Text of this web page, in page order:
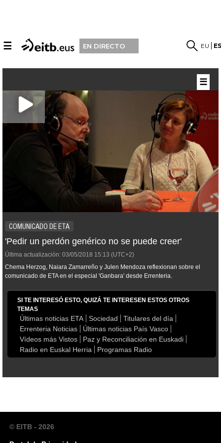
☰ EN DIRECTO EU
COMUNICADO DE ETA
'Pedir un perdón genérico no se puede creer'
Última actualización: 03/05/2018 15:13 (UTC+2)
Chema Herzog, Naiara Zamarreño y Julen Mendoza reflexionan sobre el
comunicado de ETA en el especial 'Ganbara' desde Errenteria.
SI TE INTERESÓ ESTO, QUIZÁ TE INTERESEN ESTOS OTROS
TEMAS
Últimas noticias ETA Sociedad
Titulares del día
Errenteria Noticias
Últimas noticias País Vasco
Vídeos más Vistos
Paz y Reconciliación en Euskadi
Radio en Euskal Herria
Programas Radio
☰
© EITB - 2026